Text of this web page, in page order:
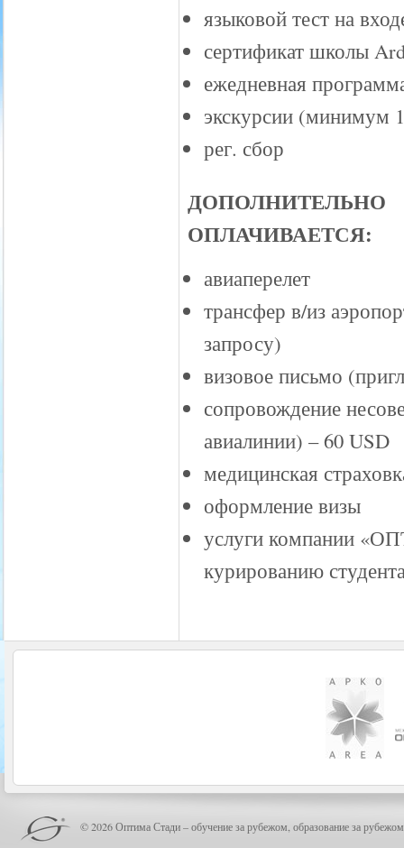
языковой тест на
сертификат школы
ежедневная
экскурсии (минимум
рег. сбор
ДОПОЛНИТЕЛЬНО
ОПЛАЧИВАЕТСЯ:
авиаперелет
трансфер в/из
запросу)
визовое письмо
сопровождение
авиалинии) – 60 USD
медицинская
оформление визы
услуги компании
курированию
© 2026 Оптима Стади – обучение за рубежом, образование за